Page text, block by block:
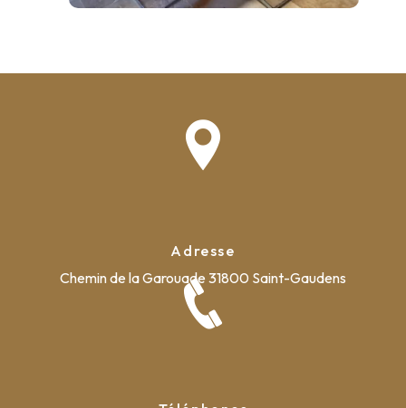
Adresse
Chemin de la Garouade 31800 Saint-Gaudens